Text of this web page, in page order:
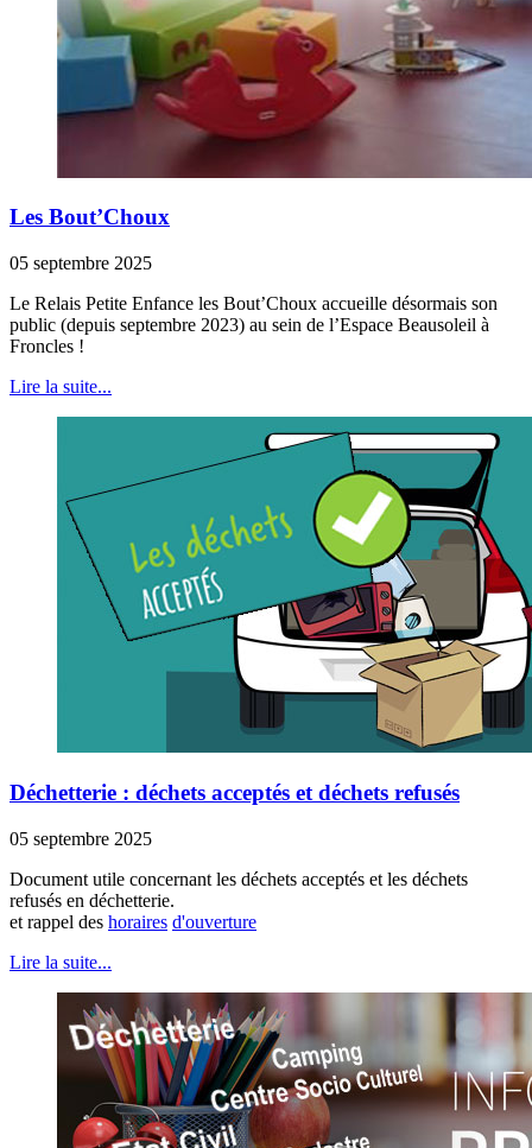
Les Bout’Choux
05 septembre 2025
Le Relais Petite Enfance les Bout’Choux accueille désormais son
public (depuis septembre 2023) au sein de l’Espace Beausoleil à
Froncles !
Lire la suite...
Déchetterie : déchets acceptés et déchets refusés
05 septembre 2025
Document utile concernant les déchets acceptés et les déchets
refusés en déchetterie.
et rappel des horaires d'ouverture
Lire la suite...